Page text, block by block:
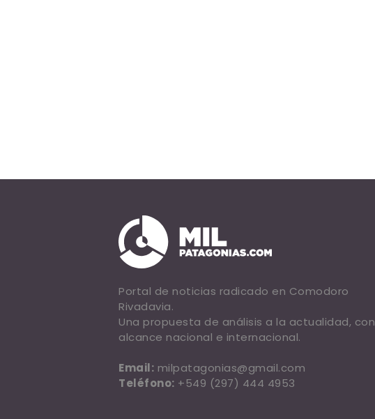
Portal de noticias radicado en Comodoro
Rivadavia.
Una propuesta de análisis a la actualidad, con
alcance nacional e internacional.
Email: milpatagonias@gmail.com
Teléfono: +549 (297) 444 4953